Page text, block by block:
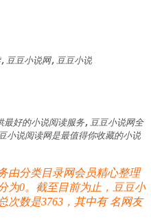
,豆豆小说网,豆豆小说
最好的小说阅读服务,豆豆小说网全
小说阅读网是最值得你收藏的小说
由分类目录网会员精心整理
为0。截至目前为止，豆豆小
次数是3763，其中有名网友